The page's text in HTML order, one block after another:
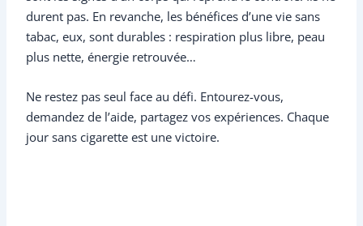
durent pas. En revanche, les bénéfices d’une vie sans
tabac, eux, sont durables : respiration plus libre, peau
plus nette, énergie retrouvée…
Ne restez pas seul face au défi. Entourez-vous,
demandez de l’aide, partagez vos expériences. Chaque
jour sans cigarette est une victoire.